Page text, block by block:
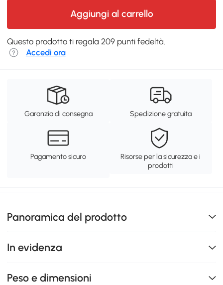
Aggiungi al carrello
Questo prodotto ti regala 209 punti fedeltà.
Accedi ora
Garanzia di consegna Spedizione gratuita
Pagamento sicuro
Risorse per la sicurezza e i
prodotti
Panoramica del prodotto
In evidenza
Peso e dimensioni